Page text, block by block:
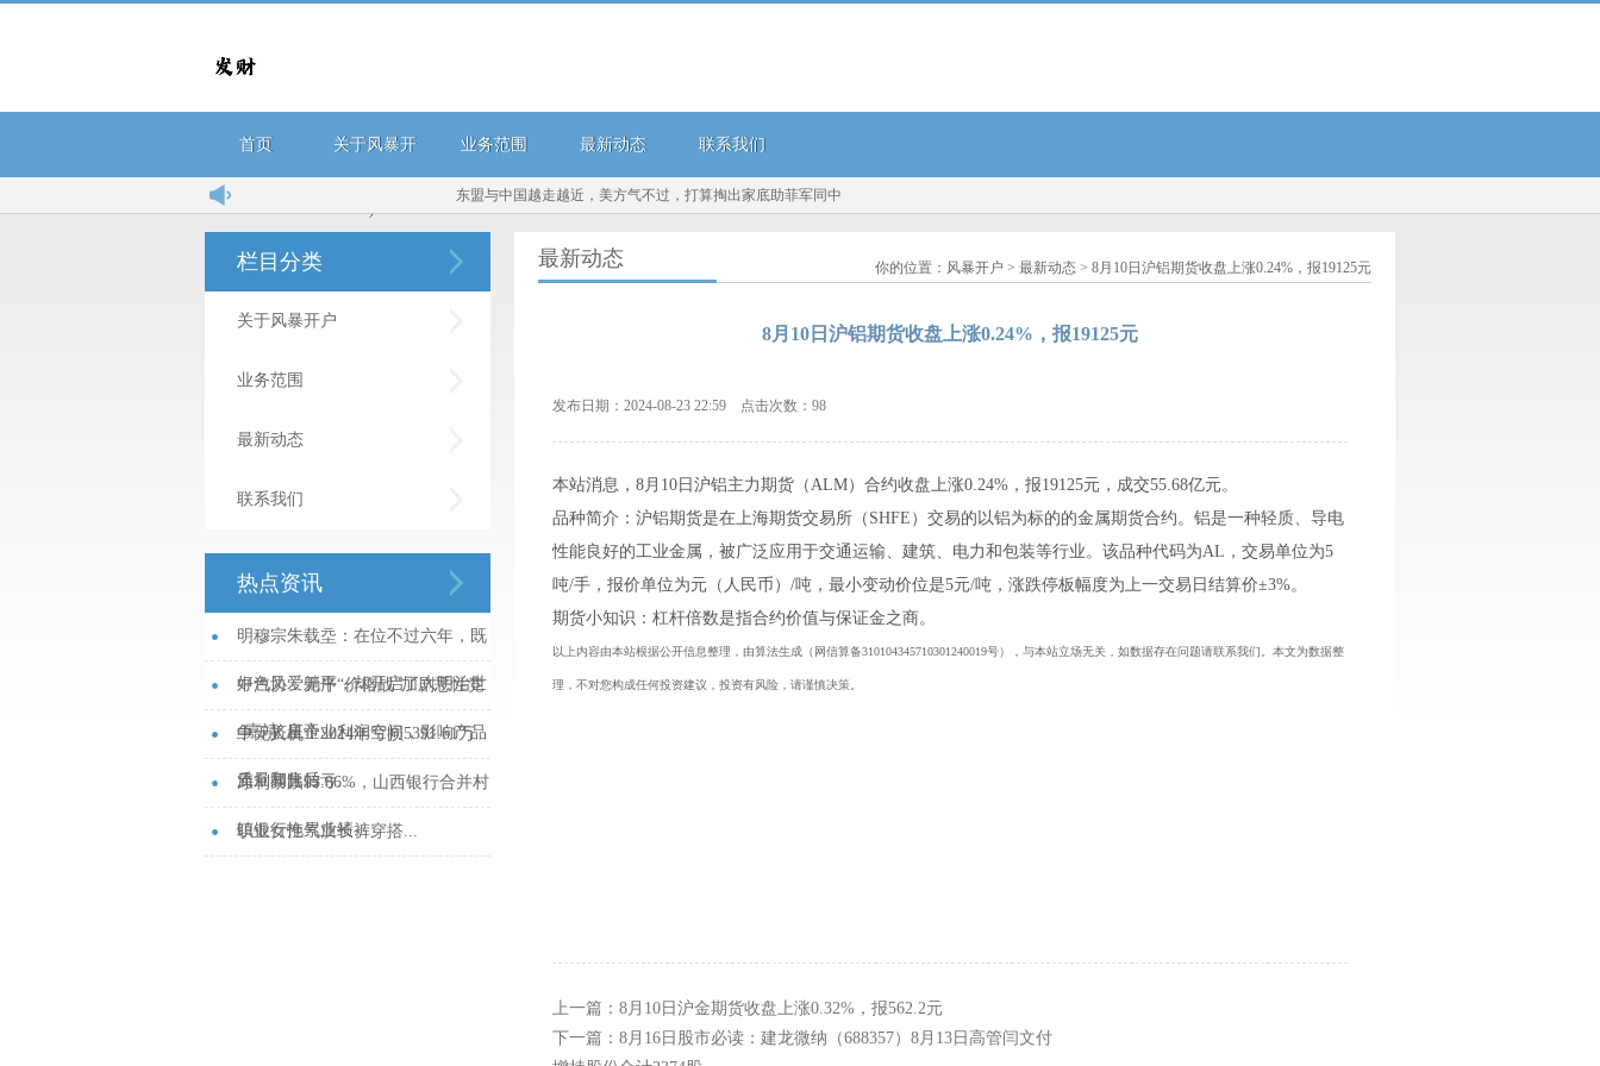
首页 关于风暴开
户
业务范围 最新动态 联系我们
东盟与中国越走越近，美方气不过，打算掏出家底助菲军同中方对抗？美方若...
栏目分类
关于风暴开户
业务范围
最新动态
联系我们
热点资讯
明穆宗朱载坖：在位不过六年，既
好色又爱躺平，却开启了大明治世
_嘉靖_皇帝...
中汽协：无序“价格战”加剧恶性竞
争，挤压企业利润空间，影响产品
质量和售后...
中无人机：2024年亏损5391.61万
元，同比转亏...
净利暴跌93.86%，山西银行合并村
镇银行拖累业绩...
职业女性气质长裤穿搭...
最新动态 你的位置： 风暴开户 > 最新动态 > 8月10日沪铝期货收盘上涨0.24%，报19125元
8月10日沪铝期货收盘上涨0.24%，报19125元
发布日期：2024-08-23 22:59 点击次数：98
本站消息，8月10日沪铝主力期货（ALM）合约收盘上涨0.24%，报19125元，成交55.68亿元。
品种简介：沪铝期货是在上海期货交易所（SHFE）交易的以铝为标的的金属期货合约。铝是一种轻质、导电
性能良好的工业金属，被广泛应用于交通运输、建筑、电力和包装等行业。该品种代码为AL，交易单位为5
吨/手，报价单位为元（人民币）/吨，最小变动价位是5元/吨，涨跌停板幅度为上一交易日结算价±3%。
期货小知识：杠杆倍数是指合约价值与保证金之商。
以上内容由本站根据公开信息整理，由算法生成（网信算备310104345710301240019号），与本站立场无关，如数据存在问题请联系我们。本文为数据整
理，不对您构成任何投资建议，投资有风险，请谨慎决策。
上一篇： 8月10日沪金期货收盘上涨0.32%，报562.2元
下一篇： 8月16日股市必读：建龙微纳（688357）8月13日高管闫文付